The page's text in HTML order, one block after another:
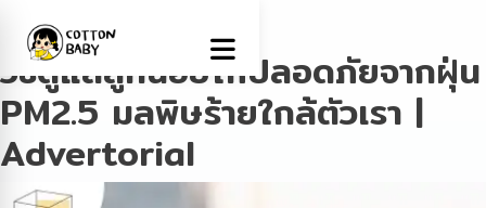
Tag:ฝุ่น
วิธีดูแลลูกน้อยให้ปลอดภัยจากฝุ่น
PM2.5 มลพิษร้ายใกล้ตัวเรา |
Advertorial